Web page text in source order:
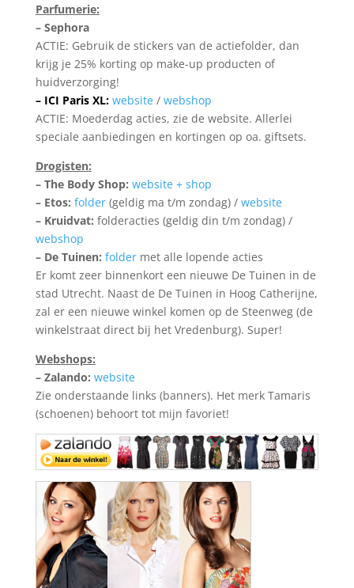
Parfumerie:
– Sephora
ACTIE: Gebruik de stickers van de actiefolder, dan
krijg je 25% korting op make-up producten of
huidverzorging!
– ICI Paris XL: website/ webshop
ACTIE: Moederdag acties, zie de website. Allerlei
speciale aanbiedingen en kortingen op oa. giftsets.
Drogisten:
– The Body Shop: website + shop
– Etos: folder (geldig ma t/m zondag) / website
– Kruidvat: folderacties (geldig din t/m zondag) /
webshop
– De Tuinen: foldermet alle lopende acties
Er komt zeer binnenkort een nieuwe De Tuinen in de
stad Utrecht. Naast de De Tuinen in Hoog Catherijne,
zal er een nieuwe winkel komen op de Steenweg (de
winkelstraat direct bij het Vredenburg). Super!
Webshops:
– Zalando: website
Zie onderstaande links (banners). Het merk Tamaris
(schoenen) behoort tot mijn favoriet!